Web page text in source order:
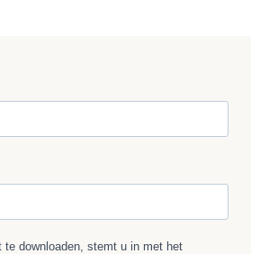
te downloaden, stemt u in met het